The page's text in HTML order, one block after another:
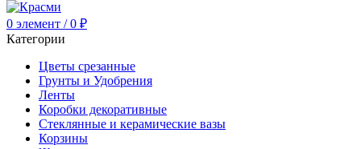
0 элемент / 0 ₽
Категории
Цветы срезанные
Грунты и Удобрения
Ленты
Коробки декоративные
Стеклянные и керамические вазы
Корзины